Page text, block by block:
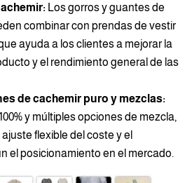
Los gorros y guantes de
combinar con prendas de vestir
ayuda a los clientes a mejorar la
y el rendimiento general de las
de cachemir puro y mezclas:
y múltiples opciones de mezcla,
flexible del coste y el
el posicionamiento en el mercado.